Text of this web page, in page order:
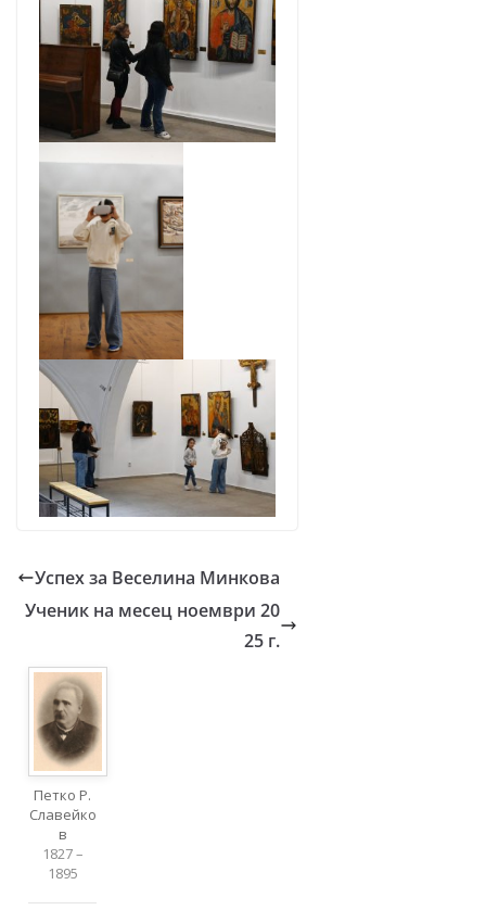
Успех за Веселина Минкова
Ученик на месец ноември 20
25 г.
Петко Р.
Славейко
в
1827 –
1895